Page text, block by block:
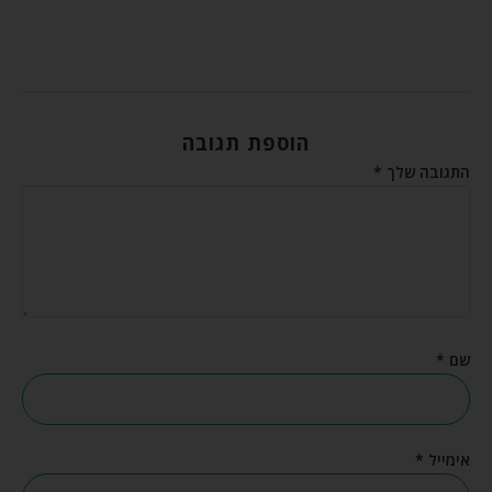
הוספת תגובה
התגובה שלך*
שם*
אימייל*